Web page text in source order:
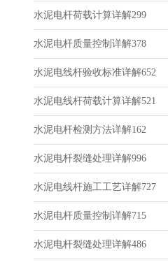
水泥电杆荷载计算详解299
水泥电杆质量控制详解378
水泥电线杆验收标准详解652
水泥电线杆荷载计算详解521
水泥电杆检测方法详解162
水泥电杆裂缝处理详解996
水泥电线杆施工工艺详解727
水泥电杆质量控制详解715
水泥电杆裂缝处理详解486